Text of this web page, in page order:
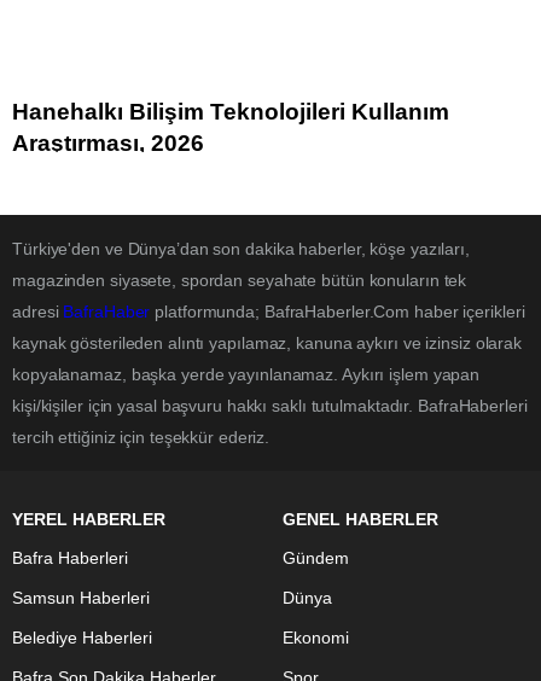
Hanehalkı Bilişim Teknolojileri Kullanım
Araştırması, 2026
Türkiye'den ve Dünya’dan son dakika haberler, köşe yazıları,
magazinden siyasete, spordan seyahate bütün konuların tek
adresi BafraHaber platformunda; BafraHaberler.Com haber içerikleri
kaynak gösterileden alıntı yapılamaz, kanuna aykırı ve izinsiz olarak
kopyalanamaz, başka yerde yayınlanamaz. Aykırı işlem yapan
kişi/kişiler için yasal başvuru hakkı saklı tutulmaktadır. BafraHaberleri
tercih ettiğiniz için teşekkür ederiz.
YEREL HABERLER
Bafra Haberleri
Samsun Haberleri
Belediye Haberleri
Bafra Son Dakika Haberler
GENEL HABERLER
Gündem
Dünya
Ekonomi
Spor